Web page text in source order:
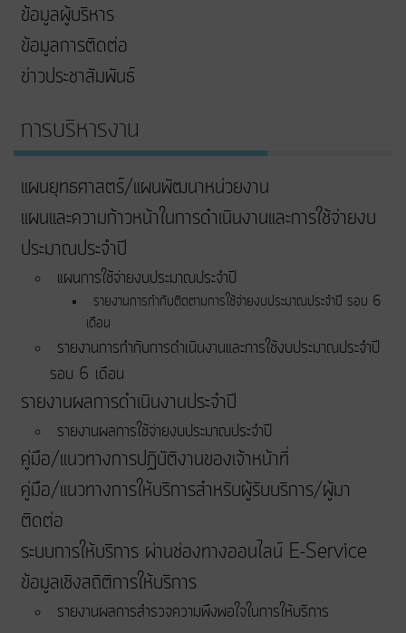
ข้อมูลผู้บริหาร
ข้อมูลการติดต่อ
ข่าวประชาสัมพันธ์
การบริหารงาน
แผนยุทธศาสตร์/แผนพัฒนาหน่วยงาน
แผนและความก้าวหน้าในการดําเนินงานและการใช้จ่ายงบ
ประมาณประจําปี
แผนการใช้จ่ายงบประมาณประจำปี
รายงานการกำกับติดตามการใช้จ่ายงบประมาณประจำปี รอบ 6
เดือน
รายงานการกำกับการดำเนินงานและการใช้งบประมาณประจำปี
รอบ 6 เดือน
รายงานผลการดำเนินงานประจำปี
รายงานผลการใช้จ่ายงบประมาณประจำปี
คู่มือ/แนวทางการปฏิบัติงานของเจ้าหน้าที่
คู่มือ/แนวทางการให้บริการสำหรับผู้รับบริการ/ผู้มา
ติดต่อ
ระบบการให้บริการ ผ่านช่องทางออนไลน์ E-Service
ข้อมูลเชิงสถิติการให้บริการ
รายงานผลการสำรวจความพึงพอใจในการให้บริการ